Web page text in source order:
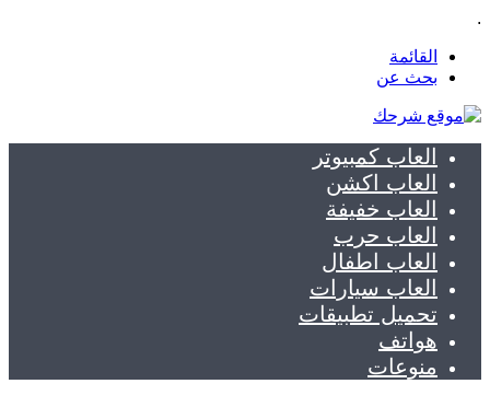
.
القائمة
بحث عن
العاب كمبيوتر
العاب اكشن
العاب خفيفة
العاب حرب
العاب اطفال
العاب سيارات
تحميل تطبيقات
هواتف
منوعات